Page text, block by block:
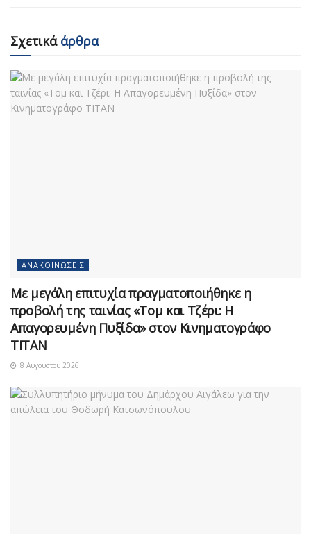
Σχετικάάρθρα
ΑΝΑΚΟΙΝΏΣΕΙΣ
Με μεγάλη επιτυχία πραγματοποιήθηκε η
προβολή της ταινίας «Τομ και Τζέρι: Η
Απαγορευμένη Πυξίδα» στον Κινηματογράφο
ΤΙΤΑΝ
8 Αυγούστου 2026